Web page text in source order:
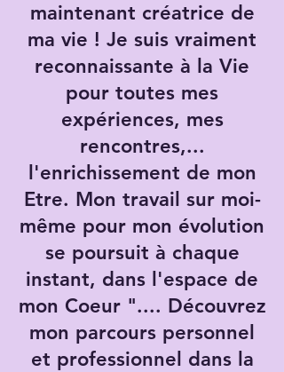
maintenant créatrice de
ma vie ! Je suis vraiment
reconnaissante à la Vie
pour toutes mes
expériences, mes
rencontres,...
l'enrichissement de mon
Etre. Mon travail sur moi-
même pour mon évolution
se poursuit à chaque
instant, dans l'espace de
mon Coeur ".... Découvrez
mon parcours personnel
et professionnel dans la